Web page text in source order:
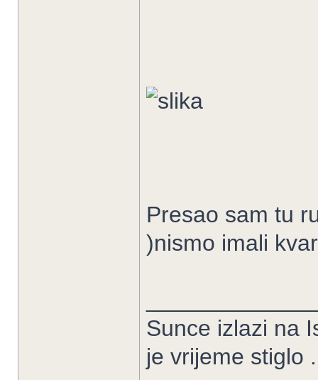
Presao sam tu
)nismo imali
Sunce izlazi na
je vrijeme stiglo .